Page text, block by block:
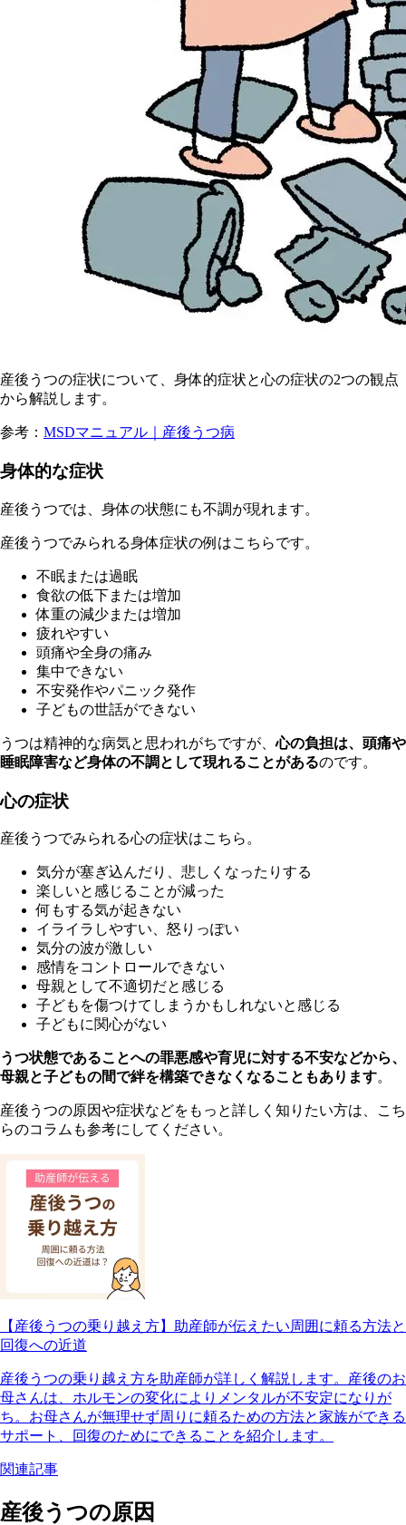
産後うつの症状について、身体的症状と心の症状の2つの観点
から解説します。
参考： MSDマニュアル｜産後うつ病
身体的な症状
産後うつでは、身体の状態にも不調が現れます。
産後うつでみられる身体症状の例はこちらです。
不眠または過眠
食欲の低下または増加
体重の減少または増加
疲れやすい
頭痛や全身の痛み
集中できない
不安発作やパニック発作
子どもの世話ができない
う つは精神的な病気と思われがちですが、心の負担は、頭痛や
睡眠障害など身体の不調として現れることがあるのです。
心の症状
産後うつでみられる心の症状はこちら。
気分が塞ぎ込んだり、悲しくなったりする
楽しいと感じることが減った
何もする気が起きない
イライラしやすい、怒りっぽい
気分の波が激しい
感情をコントロールできない
母親として不適切だと感じる
子どもを傷つけてしまうかもしれないと感じる
子どもに関心がない
うつ状態であることへの罪悪感や育児に対する不安などから、
母親と子どもの間で絆を構築できなくなることもあります。
産後うつの原因や症状などをもっと詳しく知りたい方は、こち
らのコラムも参考にしてください。
【産後うつの乗り越え方】助産師が伝えたい周囲に頼る方法と
回復への近道
産後うつの乗り越え方を助産師が詳しく解説します。産後のお
母さんは、ホルモンの変化によりメンタルが不安定になりが
ち。お母さんが無理せず周りに頼るための方法と家族ができる
サポート、回復のためにできることを紹介します。
関連記事
産後うつの原因